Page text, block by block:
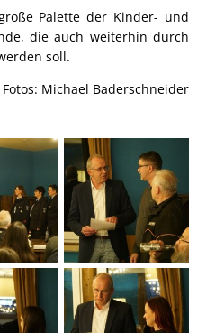
Palette der Kinder- und
die auch weiterhin durch
soll.
Fotos: Michael Baderschneider